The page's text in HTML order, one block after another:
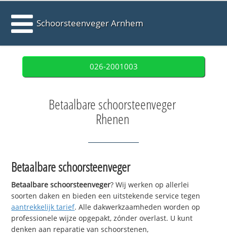
Schoorsteenveger Arnhem
026-2001003
Betaalbare schoorsteenveger
Rhenen
Betaalbare schoorsteenveger
Betaalbare schoorsteenveger? Wij werken op allerlei
soorten daken en bieden een uitstekende service tegen
aantrekkelijk tarief. Alle dakwerkzaamheden worden op
professionele wijze opgepakt, zónder overlast. U kunt
denken aan reparatie van schoorstenen,